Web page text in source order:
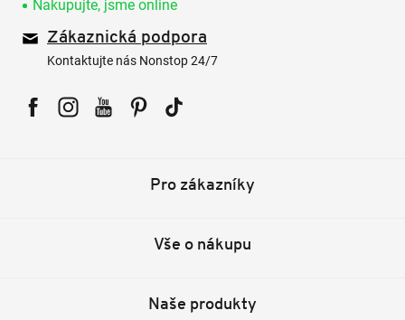
Nakupujte, jsme online
Zákaznická podpora
Kontaktujte nás Nonstop 24/7
Pro zákazníky
Vše o nákupu
Naše produkty